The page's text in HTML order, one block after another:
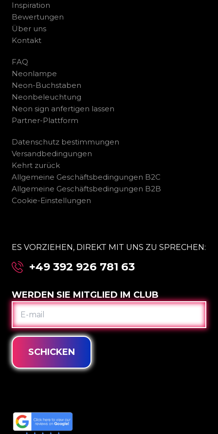
Inspiration
Bewertungen
Über uns
Kontakt
FAQ
Neonlampe
Neon-Buchstaben
Neonbeleuchtung
Neon sign anfertigen lassen
Partner-Plattform
Datenschutz bestimmungen
Versandbedingungen
Kehrt zurück
Allgemeine Geschäftsbedingungen B2C
Allgemeine Geschäftsbedingungen B2B
Cookie-Einstellungen
ES VORZIEHEN, DIREKT MIT UNS ZU SPRECHEN:
+49 392 926 781 63
WERDEN SIE MITGLIED IM CLUB
E-
MAIL
SCHICKEN